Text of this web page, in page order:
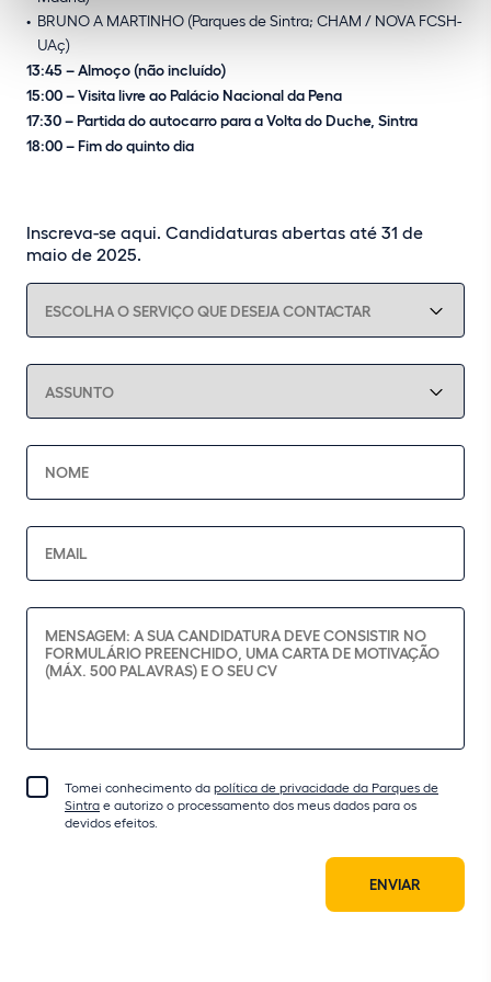
BRUNO A MARTINHO (Parques de Sintra; CHAM / NOVA FCSH-
UAç)
13:45 – Almoço (não incluído)
15:00 – Visita livre ao Palácio Nacional da Pena
17:30 – Partida do autocarro para a Volta do Duche, Sintra
18:00 – Fim do quinto dia
Inscreva-se aqui. Candidaturas abertas até 31 de
maio de 2025.
Tomei conhecimento da política de privacidade da Parques de
Sintra e autorizo o processamento dos meus dados para os
devidos efeitos.
ENVIAR